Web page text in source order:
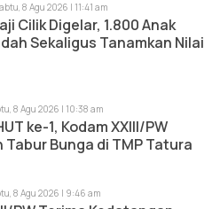
8 Agu 2026 | 11:41 am
Cilik Digelar, 1.800 Anak
Sekaligus Tanamkan Nilai
8 Agu 2026 | 10:38 am
ke-1, Kodam XXIII/PW
Tabur Bunga di TMP Tatura
8 Agu 2026 | 9:46 am